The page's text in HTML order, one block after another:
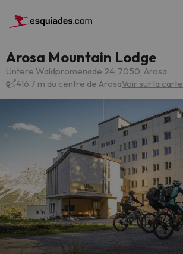
Arosa Mountain Lodge
Untere Waldpromenade 24, 7050, Arosa
416.7 m du centre de ArosaVoir sur la carte